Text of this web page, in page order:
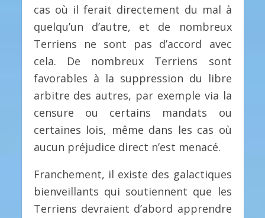
cas où il ferait directement du mal à
quelqu’un d’autre, et de nombreux
Terriens ne sont pas d’accord avec
cela. De nombreux Terriens sont
favorables à la suppression du libre
arbitre des autres, par exemple via la
censure ou certains mandats ou
certaines lois, même dans les cas où
aucun préjudice direct n’est menacé.
Franchement, il existe des galactiques
bienveillants qui soutiennent que les
Terriens devraient d’abord apprendre